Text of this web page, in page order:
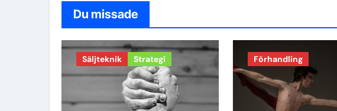
Du missade
Säljteknik Strategi Förhandling